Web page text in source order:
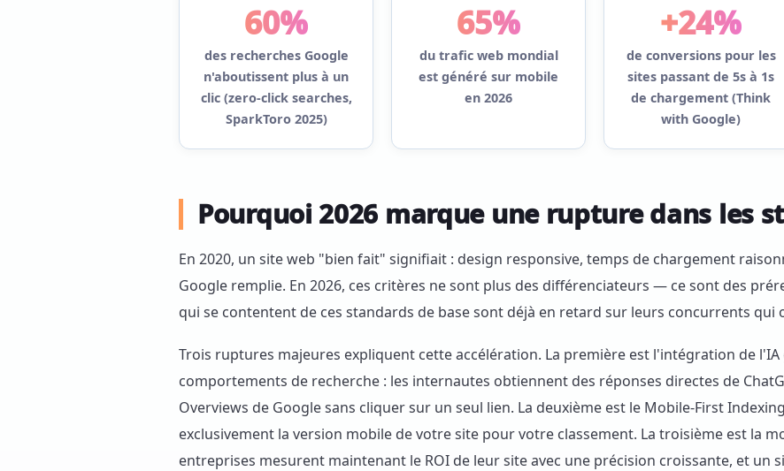
60%
des recherches Google
n'aboutissent plus à un
clic (zero-click searches,
SparkToro 2025)
65%
du trafic web mondial
est généré sur mobile
en 2026
+24%
de conversions pour les
sites passant de 5s à 1s
de chargement (Think
with Google)
Pourquoi 2026 marque une rupture dans les
En 2020, un site web "bien fait" signifiait : design responsive, temps de chargement
Google remplie. En 2026, ces critères ne sont plus des différenciateurs — ce sont des
qui se contentent de ces standards de base sont déjà en retard sur leurs concurrents qui
Trois ruptures majeures expliquent cette accélération. La première est l'intégration de l'IA
comportements de recherche : les internautes obtiennent des réponses directes de
Overviews de Google sans cliquer sur un seul lien. La deuxième est le Mobile-First
exclusivement la version mobile de votre site pour votre classement. La troisième est la
entreprises mesurent maintenant le ROI de leur site avec une précision croissante, et un